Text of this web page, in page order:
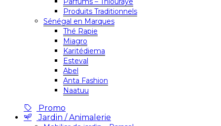
Produits Traditionnels
Sénégal en Marques
Thé Rapie
Miagro
Karitédiema
Esteval
Abel
Anta Fashion
Naatuu
Promo
Jardin / Animalerie